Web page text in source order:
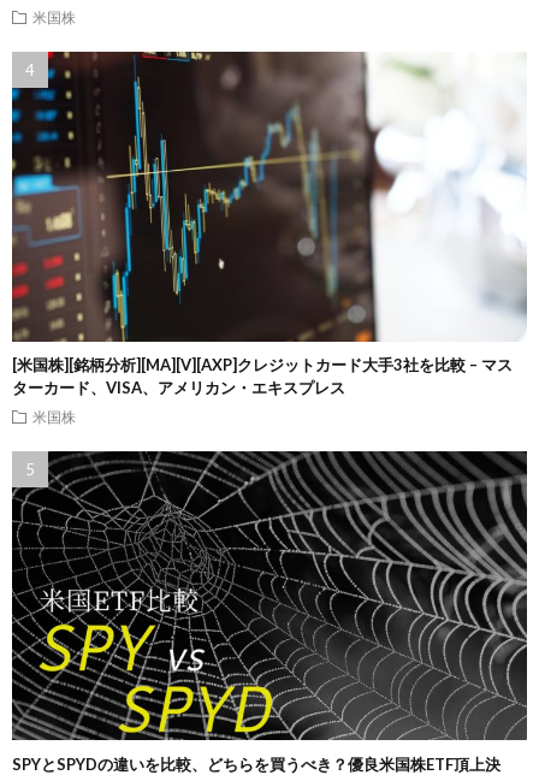
米国株
[米国株][銘柄分析][MA][V][AXP]クレジットカード大手3社を比較 – マス
ターカード、VISA、アメリカン・エキスプレス
米国株
SPYとSPYDの違いを比較、どちらを買うべき？優良米国株ETF頂上決